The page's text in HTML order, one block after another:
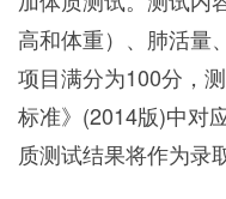
高和体重）、肺活量
项目满分为100分，
标准》(2014版)中对
质测试结果将作为录